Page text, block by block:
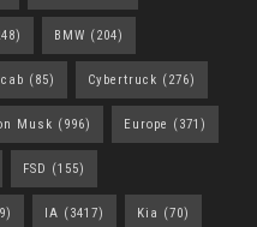
BMW (204)
(85) Cybertruck (276)
Musk (996) Europe (371)
FSD (155)
IA (3417) Kia (70)